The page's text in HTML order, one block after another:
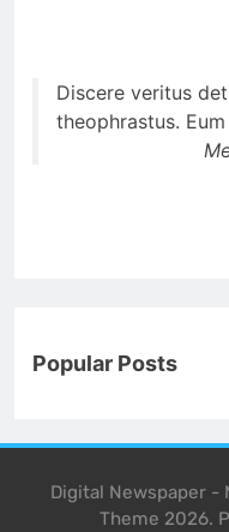
Discere veritus
theophrastus.
Popular Posts
Digital Newspaper -
Theme 2026.